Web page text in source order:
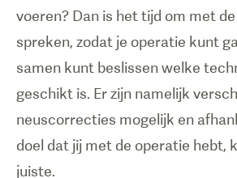
voeren? Dan is het tijd om met
spreken, zodat je operatie kunt
samen kunt beslissen welke
geschikt is. Er zijn namelijk
neuscorrecties mogelijk en
doel dat jij met de operatie hebt,
juiste.